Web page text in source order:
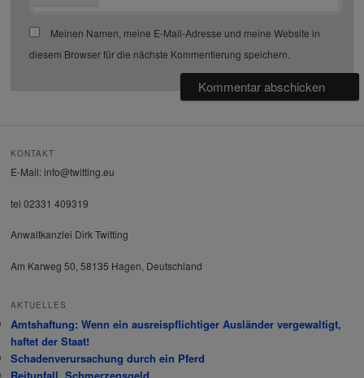
Meinen Namen, meine E-Mail-Adresse und meine Website in
diesem Browser für die nächste Kommentierung speichern.
KONTAKT
E-Mail: info@twitting.eu
tel 02331 409319
Anwaltkanzlei Dirk Twitting
Am Karweg 50, 58135 Hagen, Deutschland
AKTUELLES
Amtshaftung: Wenn ein ausreispflichtiger Ausländer vergewaltigt,
haftet der Staat!
Schadenverursachung durch ein Pferd